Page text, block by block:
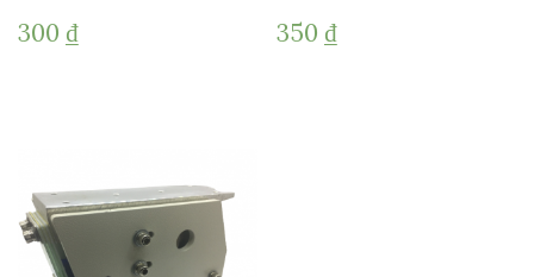
300 ₫ 350 ₫